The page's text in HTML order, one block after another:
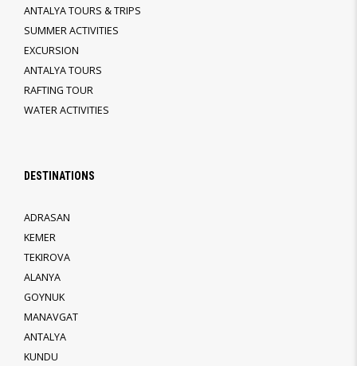
ANTALYA TOURS & TRIPS
SUMMER ACTIVITIES
EXCURSION
ANTALYA TOURS
RAFTING TOUR
WATER ACTIVITIES
DESTINATIONS
ADRASAN
KEMER
TEKIROVA
ALANYA
GOYNUK
MANAVGAT
ANTALYA
KUNDU